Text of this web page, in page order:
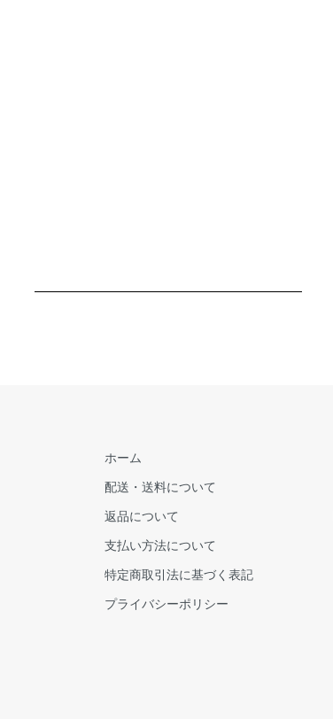
ホーム
配送・送料について
返品について
支払い方法について
特定商取引法に基づく表記
プライバシーポリシー